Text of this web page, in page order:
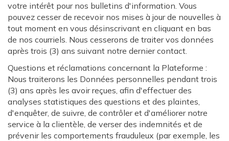
votre intérêt pour nos bulletins d'information. Vous
pouvez cesser de recevoir nos mises à jour de nouvelles à
tout moment en vous désinscrivant en cliquant en bas
de nos courriels. Nous cesserons de traiter vos données
après trois (3) ans suivant notre dernier contact.
Questions et réclamations concernant la Plateforme :
Nous traiterons les Données personnelles pendant trois
(3) ans après les avoir reçues, afin d'effectuer des
analyses statistiques des questions et des plaintes,
d'enquêter, de suivre, de contrôler et d'améliorer notre
service à la clientèle, de verser des indemnités et de
prévenir les comportements frauduleux (par exemple, les